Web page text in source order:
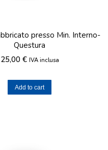
presso Min. Interno-
Questura
25,00 € IVA inclusa
Add to cart